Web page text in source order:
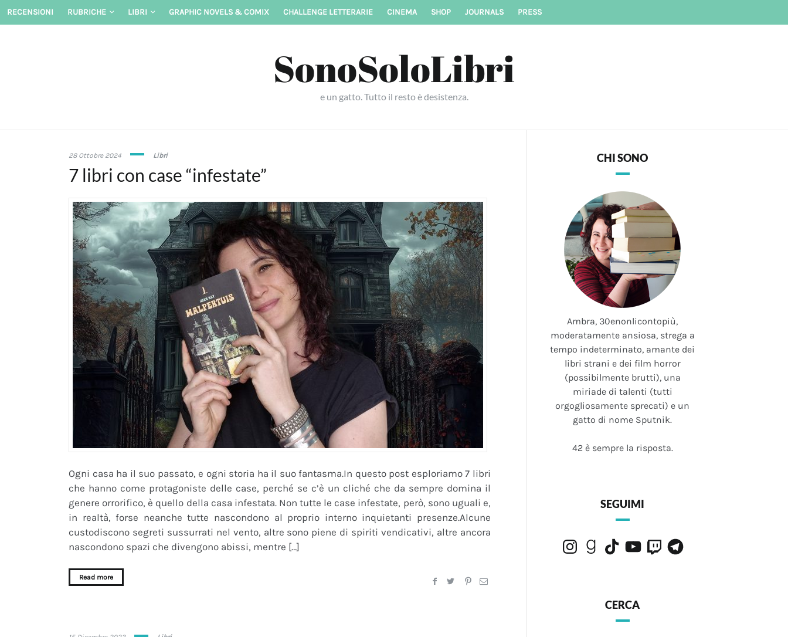
Skip
RECENSIONI RUBRICHE LIBRI GRAPHIC NOVELS & COMIX CHALLENGE LETTERARIE CINEMA SHOP JOURNALS PRESS
SonoSoloLibri
e un gatto. Tutto il resto è desistenza.
28 Ottobre 202428
2024
Libri
7 libri con case “infestate”
Ogni casa ha il suo passato, e ogni storia ha il suo fantasma.In questo post esploriamo 7 libri
che hanno come protagoniste delle case, perché se c’è un cliché che da sempre domina il
genere orrorifico, è quello della casa infestata. Non tutte le case infestate, però, sono uguali e,
in realtà, forse neanche tutte nascondono al proprio interno inquietanti presenze.Alcune
custodiscono segreti sussurrati nel vento, altre sono piene di spiriti vendicativi, altre ancora
nascondono spazi che divengono abissi, mentre […]
Read more
CHI SONO
Ambra, 30enonlicontopiù,
moderatamente ansiosa, strega a
tempo indeterminato, amante dei
libri strani e dei film horror
(possibilmente brutti), una
miriade di talenti (tutti
orgogliosamente sprecati) e un
gatto di nome Sputnik.
42 è sempre la risposta.
SEGUIMI
InstagramGoodreads
TikTokYouTubeTwitchTelegram
CERCA